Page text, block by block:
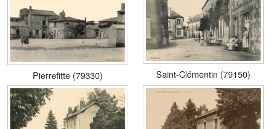
Pierrefitte (79330) Saint-Clémentin (79150)